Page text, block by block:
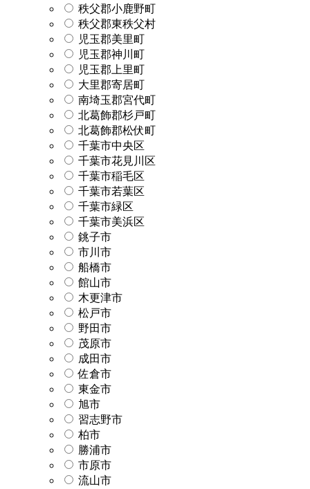
秩父郡小鹿野町
秩父郡東秩父村
児玉郡美里町
児玉郡神川町
児玉郡上里町
大里郡寄居町
南埼玉郡宮代町
北葛飾郡杉戸町
北葛飾郡松伏町
千葉市中央区
千葉市花見川区
千葉市稲毛区
千葉市若葉区
千葉市緑区
千葉市美浜区
銚子市
市川市
船橋市
館山市
木更津市
松戸市
野田市
茂原市
成田市
佐倉市
東金市
旭市
習志野市
柏市
勝浦市
市原市
流山市